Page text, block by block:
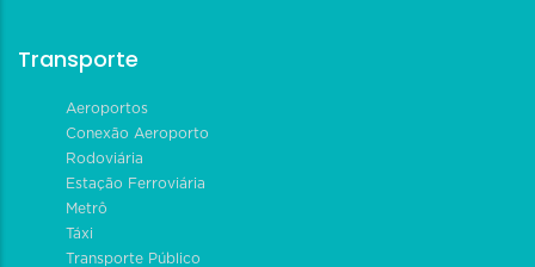
Transporte
Aeroportos
Conexão Aeroporto
Rodoviária
Estação Ferroviária
Metrô
Táxi
Transporte Público